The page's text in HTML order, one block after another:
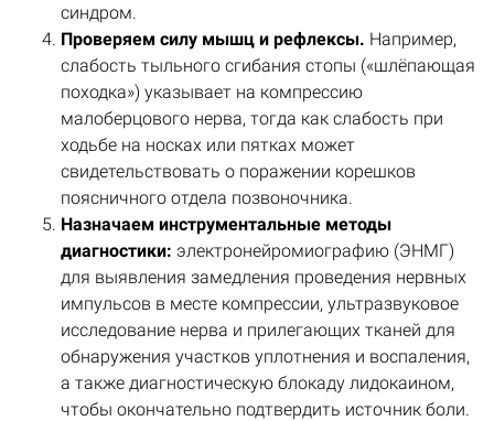
синдром.
Проверяем силу мышц и рефлексы. Например,
слабость тыльного сгибания стопы («шлёпающая
походка») указывает на компрессию
малоберцового нерва, тогда как слабость при
ходьбе на носках или пятках может
свидетельствовать о поражении корешков
поясничного отдела позвоночника.
Назначаем инструментальные методы
диагностики: электронейромиографию (ЭНМГ)
для выявления замедления проведения нервных
импульсов в месте компрессии, ультразвуковое
исследование нерва и прилегающих тканей для
обнаружения участков уплотнения и воспаления,
а также диагностическую блокаду лидокаином,
чтобы окончательно подтвердить источник боли.